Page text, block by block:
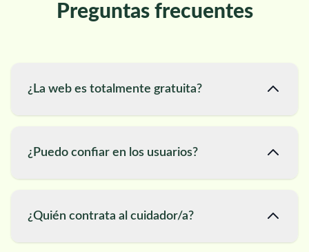
Preguntas frecuentes
¿La web es totalmente gratuita?
¿Puedo confiar en los usuarios?
¿Quién contrata al cuidador/a?